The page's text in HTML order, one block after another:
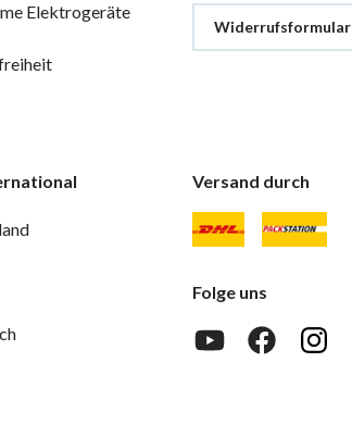
Elektrogeräte
Widerrufsformular
Versand durch
Folge uns